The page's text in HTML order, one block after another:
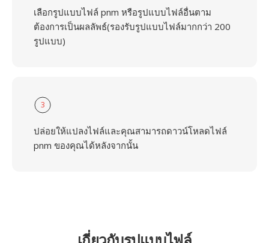
เลือกรูปแบบไฟล์ pnm หรือรูปแบบไฟล์อื่นตาม
ต้องการเป็นผลลัพธ์(รองรับรูปแบบไฟล์มากกว่า 200
รูปแบบ)
3
ปล่อยให้แปลงไฟล์และคุณสามารถดาวน์โหลดไฟล์
pnm ของคุณได้หลังจากนั้น